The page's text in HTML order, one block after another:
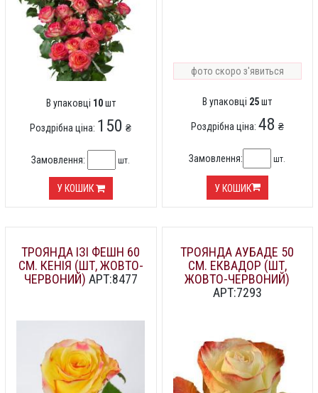
В упаковці 10шт
Роздрібна ціна: 150 ₴
Замовлення: шт.
У КОШИК
фото скоро з'явиться
В упаковці 25шт
Роздрібна ціна: 48 ₴
Замовлення: шт.
У КОШИК
ТРОЯНДА ІЗІ ФЕШН 60
СМ. КЕНІЯ (ШТ, ЖОВТО-
ЧЕРВОНИЙ) АРТ:8477
ТРОЯНДА АУБАДЕ 50
СМ. ЕКВАДОР (ШТ,
ЖОВТО-ЧЕРВОНИЙ)
АРТ:7293